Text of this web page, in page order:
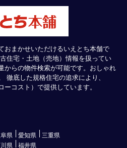
おまかせいただけるいえとち本舗で
住宅・土地（売地）情報を扱ってい
からの物件検索が可能です。おしゃれ
徹底した規格住宅の追求により、
コスト）で提供しています。
県 愛知県
三重県
県 福井県